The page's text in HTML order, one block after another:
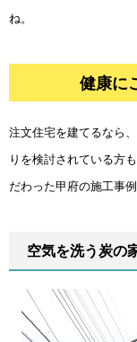
ね。
健康に
注文住宅を建てるなら
りを検討されている方
だわった甲府の施工事
空気を洗う炭の